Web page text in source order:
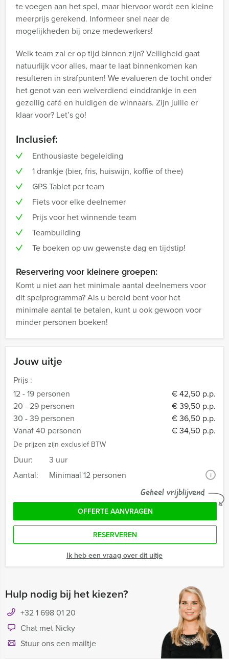
Jouw uitje
Prijs :
12 - 19 personen
€ 42,50 p.p.
20 - 29 personen
€ 39,50 p.p.
30 - 39 personen
€ 36,50 p.p.
Vanaf 40 personen
€ 34,50 p.p.
De prijzen zijn exclusief BTW
Duur:
3 uur
Aantal:
Minimaal 12 personen i
Geheel vrijblijvend
OFFERTE AANVRAGEN
RESERVEREN
Ik heb een vraag over dit uitje
Hulp nodig bij het kiezen?
+32 1 698 01 20
Chat met Nicky
Stuur ons een mailtje
te voegen aan het spel, maar hiervoor wordt een kleine
meerprijs gerekend. Informeer snel naar de
mogelijkheden bij onze medewerkers!
Welk team zal er op tijd binnen zijn? Veiligheid gaat
natuurlijk voor alles, maar te laat binnenkomen kan
resulteren in strafpunten! We evalueren de tocht onder
het genot van een welverdiend einddrankje in een
gezellig café en huldigen de winnaars. Zijn jullie er
klaar voor? Let’s go!
Inclusief:
Enthousiaste begeleiding
1 drankje (bier, fris, huiswijn, koffie of thee)
GPS Tablet per team
Fiets voor elke deelnemer
Prijs voor het winnende team
Teambuilding
Te boeken op uw gewenste dag en tijdstip!
Reservering voor kleinere groepen:
Komt u niet aan het minimale aantal deelnemers voor
dit spelprogramma? Als u bereid bent voor het
minimale aantal te betalen, kunt u ook gewoon voor
minder personen boeken!